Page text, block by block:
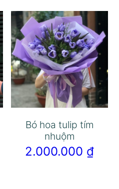
Bó hoa tulip tím
nhuộm
2.000.000 ₫